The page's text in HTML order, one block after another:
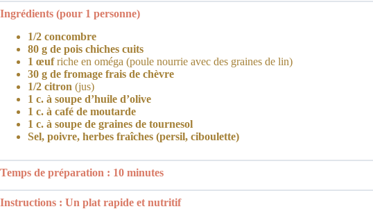
Ingrédients (pour 1 personne)
1/2 concombre
80 g de pois chiches cuits
1 œufriche en oméga (poule nourrie avec des graines de lin)
30 g de fromage frais de chèvre
1/2 citron (jus)
1 c. à soupe d’huile d’olive
1 c. à café de moutarde
1 c. à soupe de graines de tournesol
Sel, poivre, herbes fraîches (persil, ciboulette)
Temps de préparation : 10 minutes
Instructions : Un plat rapide et nutritif